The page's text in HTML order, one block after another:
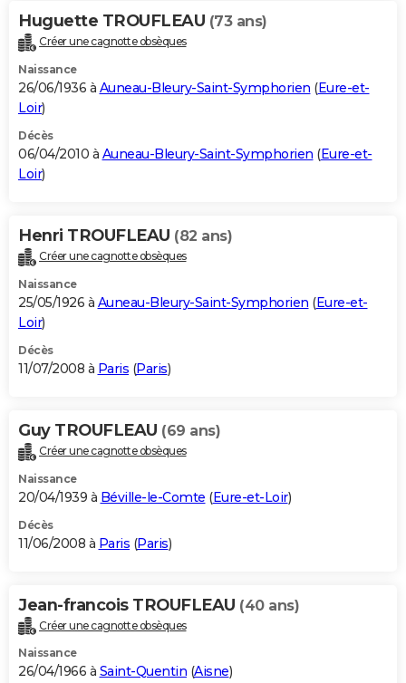
Huguette TROUFLEAU (73 ans)
Créer une cagnotte obsèques
Naissance
26/06/1936 à Auneau-Bleury-Saint-Symphorien (Eure-et-
Loir)
Décès
06/04/2010 à Auneau-Bleury-Saint-Symphorien (Eure-et-
Loir)
Henri TROUFLEAU (82 ans)
Créer une cagnotte obsèques
Naissance
25/05/1926 à Auneau-Bleury-Saint-Symphorien (Eure-et-
Loir)
Décès
11/07/2008 à Paris (Paris)
Guy TROUFLEAU (69 ans)
Créer une cagnotte obsèques
Naissance
20/04/1939 à Béville-le-Comte (Eure-et-Loir)
Décès
11/06/2008 à Paris (Paris)
Jean-francois TROUFLEAU (40 ans)
Créer une cagnotte obsèques
Naissance
26/04/1966 à Saint-Quentin (Aisne)